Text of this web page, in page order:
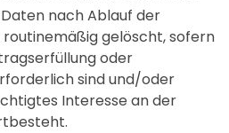
nach Ablauf der
gelöscht, sofern
oder
sind und/oder
Interesse an der